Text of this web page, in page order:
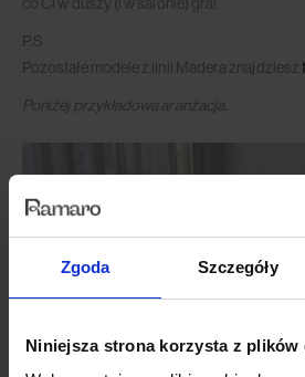
Zgoda Szczegóły
Niniejsza strona korzysta z plików
P.S
Pozostałe modele z linii Madera znajdziesz
Poniżej przykładowa aranżacja.